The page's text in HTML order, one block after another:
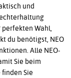
und
perfekten Wahl,
du benötigst, NEO
Alle NEO-
Sie beim
Sie